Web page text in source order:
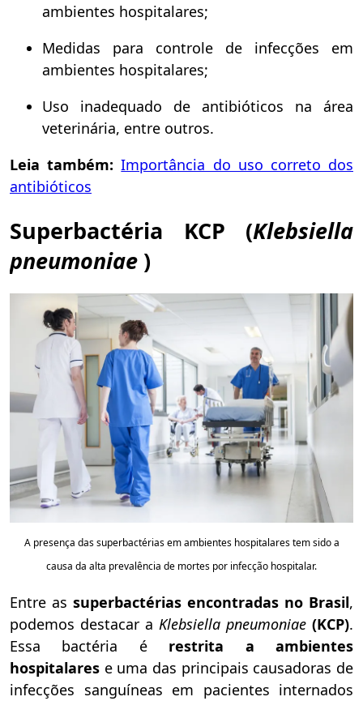
ambientes hospitalares;
Medidas para controle de infecções em
ambientes hospitalares;
Uso inadequado de antibióticos na área
veterinária, entre outros.
Leia também: Importância do uso correto dos
antibióticos
Superbactéria KCP (Klebsiella
pneumoniae )
A presença das superbactérias em ambientes hospitalares tem sido a
causa da alta prevalência de mortes por infecção hospitalar.
Entre as superbactérias encontradas no Brasil,
podemos destacar a Klebsiella pneumoniae (KCP).
Essa bactéria é restrita a ambientes
hospitalares e uma das principais causadoras de
infecções sanguíneas em pacientes internados